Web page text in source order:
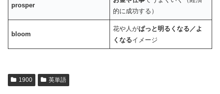
prosper
的に成功する）
bloom
花や人がぱっと明るくなる／よ
くなるイメージ
1900 英単語